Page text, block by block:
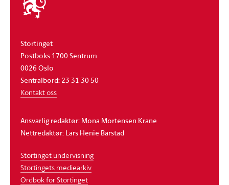
stortinget
Stortinget
Postboks 1700 Sentrum
0026 Oslo
Sentralbord: 23 31 30 50
Kontakt oss
Ansvarlig redaktør: Mona Mortensen Krane
Nettredaktør: Lars Henie Barstad
Stortinget undervisning
Stortingets mediearkiv
Ordbok for Stortinget